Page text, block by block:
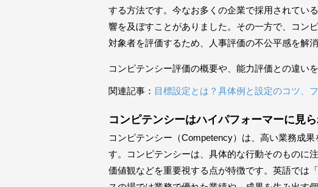
する方法です。今なお多くの企業で採用されてい
響を及ぼすことがありました。その一方で、コン
対象者を評価するため、人事評価の不公平感を解
コンピテンシー評価の概要や、能力評価との違い
関連記事： 目標設定とは？具体例と設定のコツ、
コンピテンシーはハイパフォーマーに見
コンピテンシー（Competency）は、高い業務成
す。コンピテンシーは、具体的な行動そのものに
価値観などを重要視する点が特徴です。英語では